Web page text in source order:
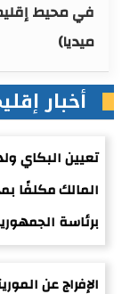
في محيط
ميديا)
أخبار
تعيين البكاي
المالك مكلفًا
برئاسة
الإفراج عن